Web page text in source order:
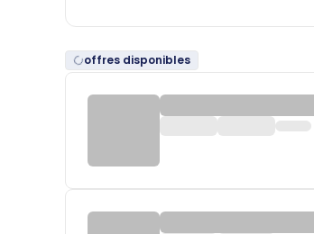
offres disponibles